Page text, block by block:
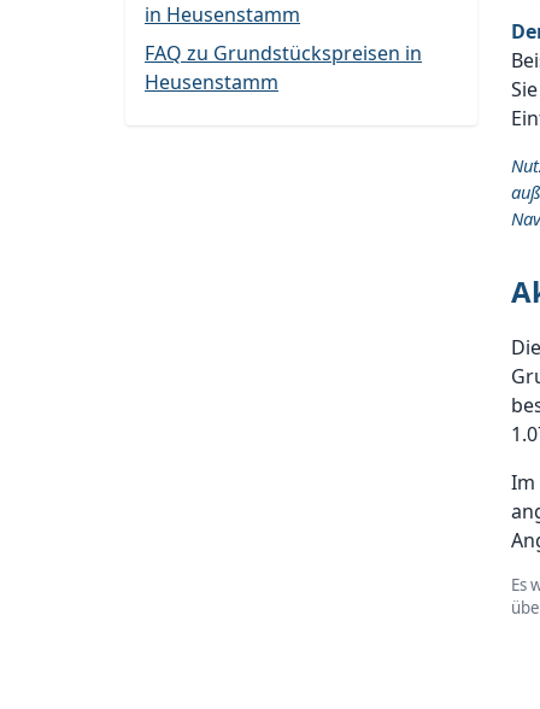
in Heusenstamm
FAQ zu Grundstückspreisen in
Heusenstamm
Im
Es